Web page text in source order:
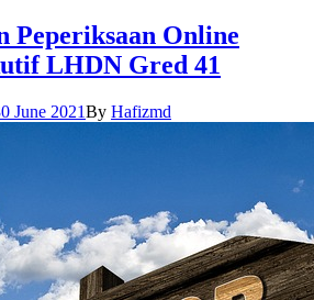
Peperiksaan Online
LHDN Gred 41
June 2021By Hafizmd